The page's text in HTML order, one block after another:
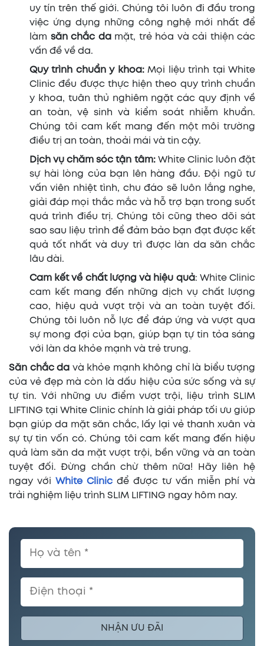
uy tín trên thế giới. Chúng tôi luôn đi đầu trong
việc ứng dụng những công nghệ mới nhất để
làm săn chắc damặt, trẻ hóa và cải thiện các
vấn đề về da.
Quy trình chuẩn y khoa:Mọi liệu trình tại White
Clinic đều được thực hiện theo quy trình chuẩn
y khoa, tuân thủ nghiêm ngặt các quy định về
an toàn, vệ sinh và kiểm soát nhiễm khuẩn.
Chúng tôi cam kết mang đến một môi trường
điều trị an toàn, thoải mái và tin cậy.
Dịch vụ chăm sóc tận tâm: White Clinic luôn đặt
sự hài lòng của bạn lên hàng đầu. Đội ngũ tư
vấn viên nhiệt tình, chu đáo sẽ luôn lắng nghe,
giải đáp mọi thắc mắc và hỗ trợ bạn trong suốt
quá trình điều trị. Chúng tôi cũng theo dõi sát
sao sau liệu trình để đảm bảo bạn đạt được kết
quả tốt nhất và duy trì được làn da săn chắc
lâu dài.
Cam kết về chất lượng và hiệu quả: White Clinic
cam kết mang đến những dịch vụ chất lượng
cao, hiệu quả vượt trội và an toàn tuyệt đối.
Chúng tôi luôn nỗ lực để đáp ứng và vượt qua
sự mong đợi của bạn, giúp bạn tự tin tỏa sáng
với làn da khỏe mạnh và trẻ trung.
Săn chắc da và khỏe mạnh không chỉ là biểu tượng
của vẻ đẹp mà còn là dấu hiệu của sức sống và sự
tự tin. Với những ưu điểm vượt trội, liệu trình SLIM
LIFTING tại White Clinic chính là giải pháp tối ưu giúp
bạn giúp da mặt săn chắc, lấy lại vẻ thanh xuân và
sự tự tin vốn có. Chúng tôi cam kết mang đến hiệu
quả làm săn da mặt vượt trội, bền vững và an toàn
tuyệt đối. Đừng chần chừ thêm nữa! Hãy liên hệ
ngay với White Clinic để được tư vấn miễn phí và
trải nghiệm liệu trình SLIM LIFTING ngay hôm nay.
NHẬN ƯU ĐÃI